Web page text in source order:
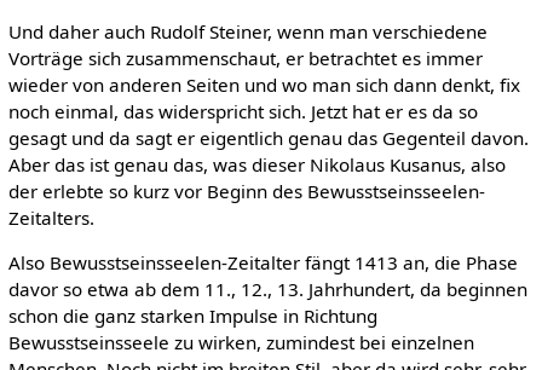
Und daher auch Rudolf Steiner, wenn man verschiedene
Vorträge sich zusammenschaut, er betrachtet es immer
wieder von anderen Seiten und wo man sich dann denkt, fix
noch einmal, das widerspricht sich. Jetzt hat er es da so
gesagt und da sagt er eigentlich genau das Gegenteil davon.
Aber das ist genau das, was dieser Nikolaus Kusanus, also
der erlebte so kurz vor Beginn des Bewusstseinsseelen-
Zeitalters.
Also Bewusstseinsseelen-Zeitalter fängt 1413 an, die Phase
davor so etwa ab dem 11., 12., 13. Jahrhundert, da beginnen
schon die ganz starken Impulse in Richtung
Bewusstseinsseele zu wirken, zumindest bei einzelnen